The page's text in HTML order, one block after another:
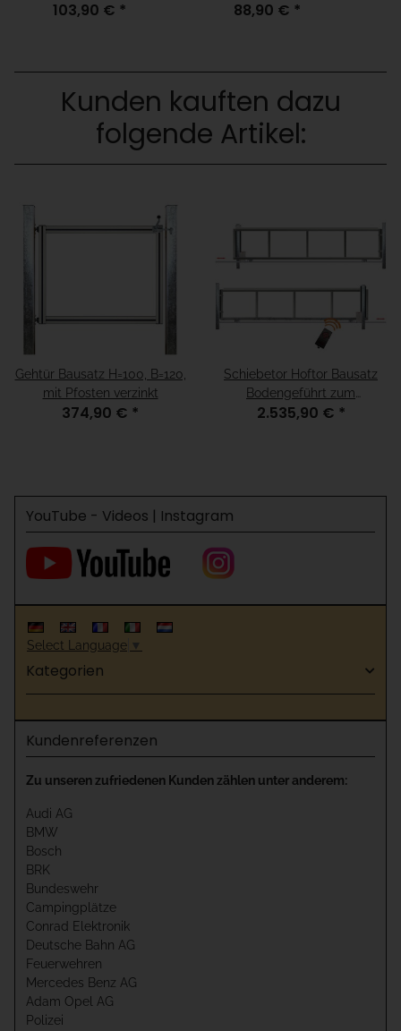
Aufschrauben für
103,90 € *
Aufschrauben für
88,90 € *
Kunden kauften dazu
folgende Artikel:
Gehtür Bausatz H=100, B=120,
mit Pfosten verzinkt
374,90 € *
Schiebetor Hoftor Bausatz
Bodengeführt zum
Aufschrauben H=100, B=430,
2.535,90 € *
YouTube - Videos | Instagram
Select Language ▼
Kategorien
Kundenreferenzen
Zu unseren zufriedenen Kunden zählen unter anderem:
Audi AG
BMW
Bosch
BRK
Bundeswehr
Campingplätze
Conrad Elektronik
Deutsche Bahn AG
Feuerwehren
Mercedes Benz AG
Adam Opel AG
Polizei